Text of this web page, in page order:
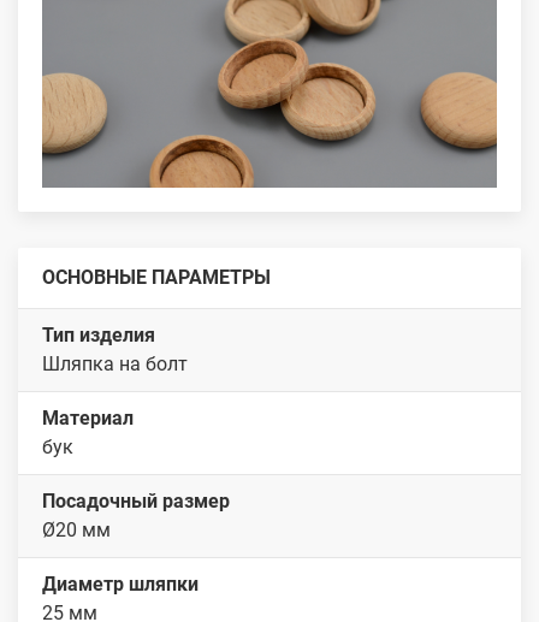
ОСНОВНЫЕ ПАРАМЕТРЫ
Тип изделия
Шляпка на болт
Материал
бук
Посадочный размер
Ø20 мм
Диаметр шляпки
25 мм